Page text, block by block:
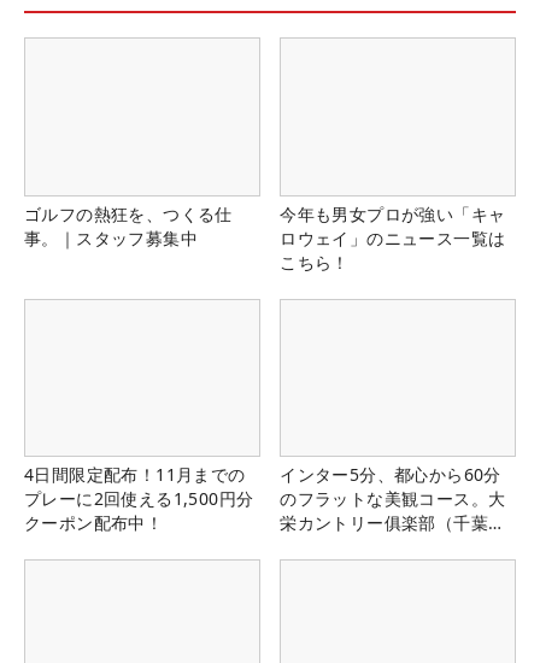
ゴルフの熱狂を、つくる仕
事。｜スタッフ募集中
今年も男女プロが強い「キャ
ロウェイ」のニュース一覧は
こちら！
4日間限定配布！11月までの
プレーに2回使える1,500円分
クーポン配布中！
インター5分、都心から60分
のフラットな美観コース。大
栄カントリー俱楽部（千葉